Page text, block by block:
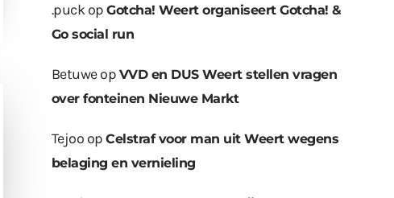
.puckopGotcha! Weert organiseert Gotcha! &
Go social run
Betuweop VVD en DUS Weert stellen vragen
over fonteinen Nieuwe Markt
Tejoo opCelstraf voor man uit Weert wegens
belaging en vernieling